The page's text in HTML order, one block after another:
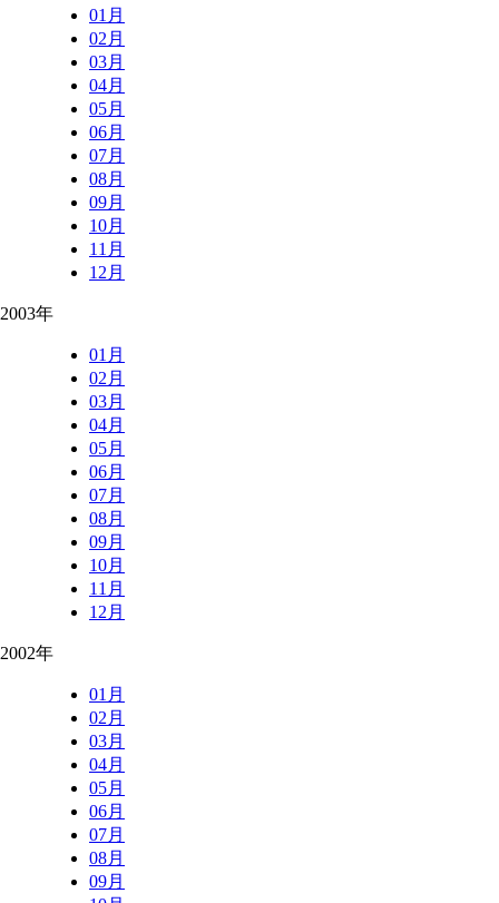
01月
02月
03月
04月
05月
06月
07月
08月
09月
10月
11月
12月
2003年
01月
02月
03月
04月
05月
06月
07月
08月
09月
10月
11月
12月
2002年
01月
02月
03月
04月
05月
06月
07月
08月
09月